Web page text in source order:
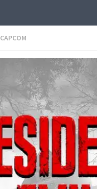
CAPCOM